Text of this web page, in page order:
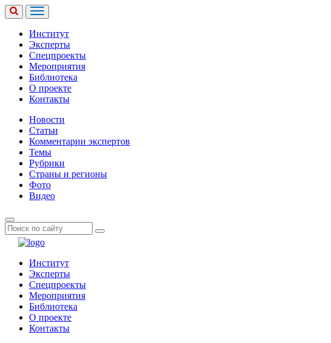
Институт
Эксперты
Спецпроекты
Мероприятия
Библиотека
О проекте
Контакты
Новости
Статьи
Комментарии экспертов
Темы
Рубрики
Страны и регионы
Фото
Видео
Институт
Эксперты
Спецпроекты
Мероприятия
Библиотека
О проекте
Контакты